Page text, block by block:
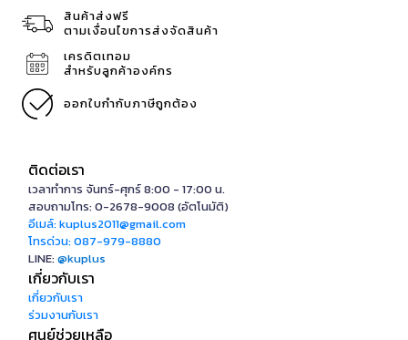
สินค้าส่งฟรี
ตามเงื่อนไขการส่งจัดสินค้า
เครดิตเทอม
สำหรับลูกค้าองค์กร
ออกใบกำกับภาษีถูกต้อง
ติดต่อเรา
เวลาทำการ จันทร์-ศุกร์ 8:00 - 17:00 น.
สอบถามโทร: 0-2678-9008 (อัตโนมัติ)
อีเมล์: kuplus2011@gmail.com
โทรด่วน: 087-979-8880
LINE:@kuplus
เกี่ยวกับเรา
เกี่ยวกับเรา
ร่วมงานกับเรา
ศูนย์ช่วยเหลือ